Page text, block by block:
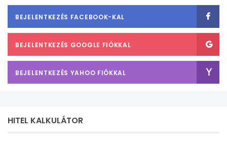
BEJELENTKEZÉS FACEBOOK-KAL
BEJELENTKEZÉS GOOGLE FIÓKKAL
BEJELENTKEZÉS YAHOO FIÓKKAL
HITEL KALKULÁTOR